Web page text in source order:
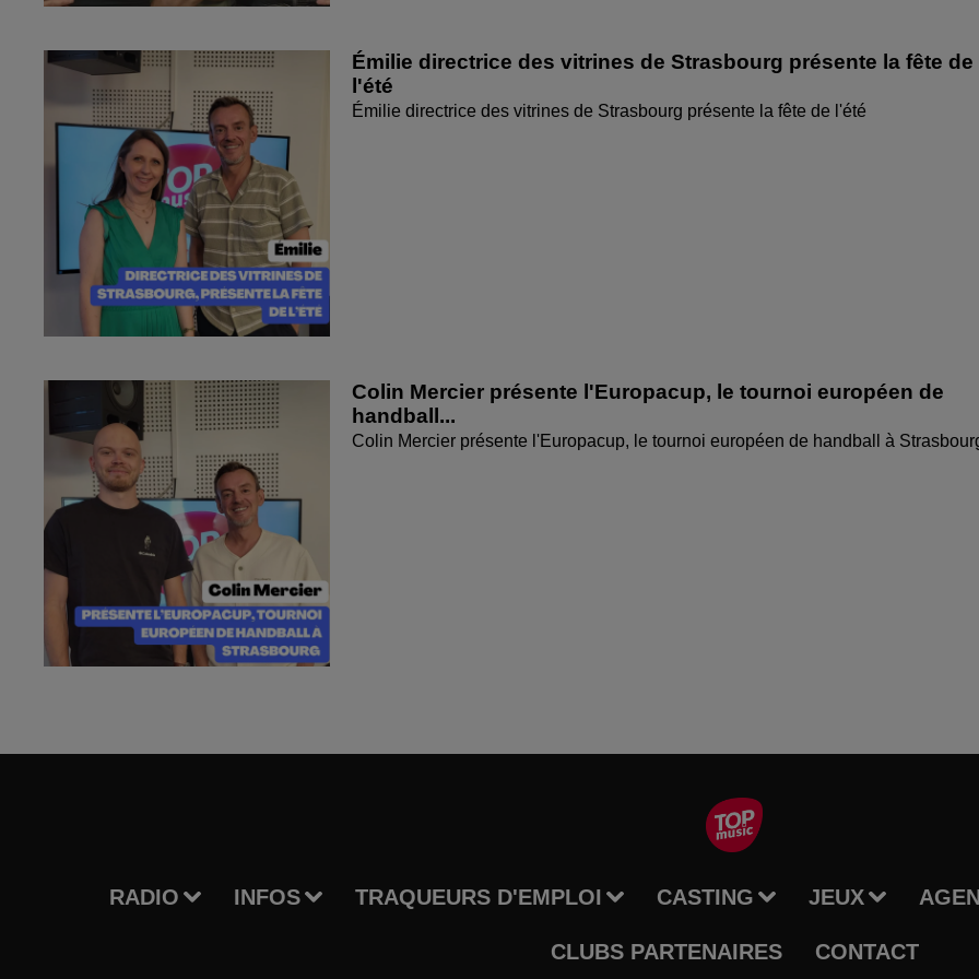
Émilie directrice des vitrines de Strasbourg présente la fête de
l'été
Émilie directrice des vitrines de Strasbourg présente la fête de l'été
Colin Mercier présente l'Europacup, le tournoi européen de
handball...
Colin Mercier présente l'Europacup, le tournoi européen de handball à
RADIO INFOS TRAQUEURS D'EMPLOI CASTING JEUX
CLUBS PARTENAIRES CONTACT